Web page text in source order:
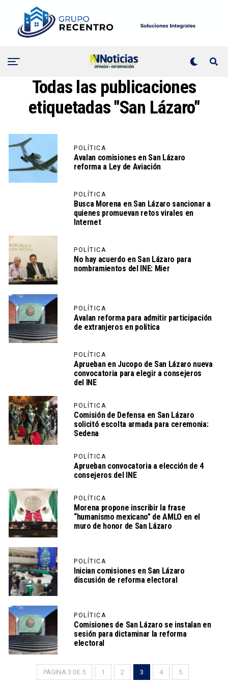
Todas las publicaciones
etiquetadas "San Lázaro"
POLÍTICA
Avalan comisiones en San Lázaro
reforma a Ley de Aviación
POLÍTICA
Busca Morena en San Lázaro sancionar a
quienes promuevan retos virales en
Internet
POLÍTICA
No hay acuerdo en San Lázaro para
nombramientos del INE: Mier
POLÍTICA
Avalan reforma para admitir participación
de extranjeros en política
POLÍTICA
Aprueban en Jucopo de San Lázaro nueva
convocatoria para elegir a consejeros
del INE
POLÍTICA
Comisión de Defensa en San Lázaro
solicitó escolta armada para ceremonia:
Sedena
POLÍTICA
Aprueban convocatoria a elección de 4
consejeros del INE
POLÍTICA
Morena propone inscribir la frase
“humanismo mexicano” de AMLO en el
muro de honor de San Lázaro
POLÍTICA
Inician comisiones en San Lázaro
discusión de reforma electoral
POLÍTICA
Comisiones de San Lázaro se instalan en
sesión para dictaminar la reforma
electoral
PÁGINA 3 DE 5 1 2 3 4 5